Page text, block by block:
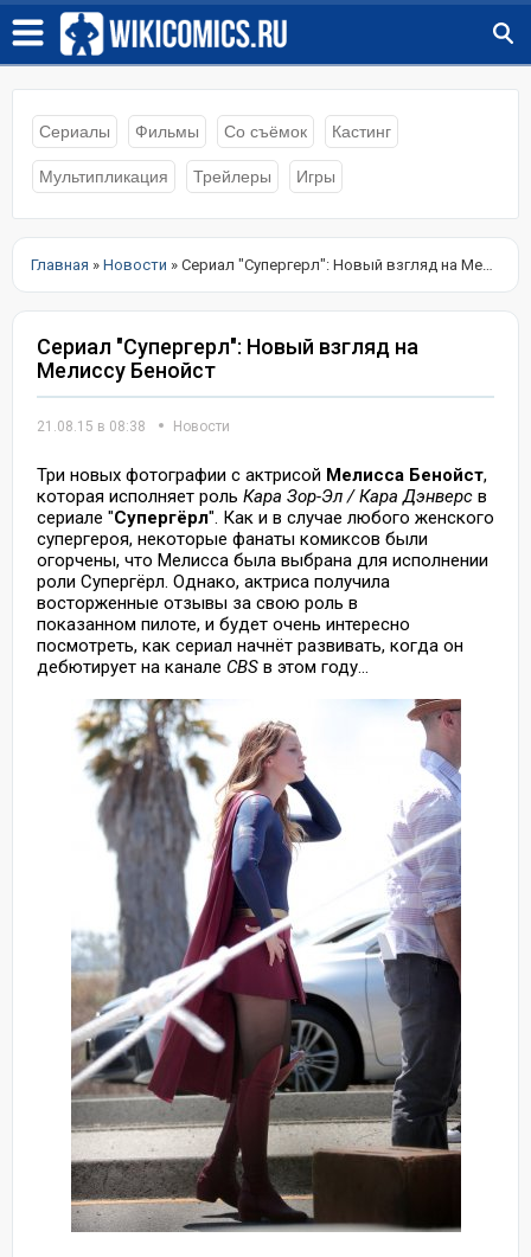
Сериалы Фильмы Со съёмок Кастинг
Мультипликация Трейлеры Игры
Главная » Новости » Сериал "Супергерл": Новый взгляд на Мелиссу Бенойст
Сериал "Супергерл": Новый взгляд на
Мелиссу Бенойст
21.08.15 в 08:38 Новости
Три новых фотографии с актрисой Мелисса Бенойст,
которая исполняет роль Кара Зор-Эл / Кара Дэнверс в
сериале "Супергёрл". Как и в случае любого женского
супергероя, некоторые фанаты комиксов были
огорчены, что Мелисса была выбрана для исполнении
роли Супергёрл. Однако, актриса получила
восторженные отзывы за свою роль в
показанном пилоте, и будет очень интересно
посмотреть, как сериал начнёт развивать, когда он
дебютирует на канале CBS в этом году...